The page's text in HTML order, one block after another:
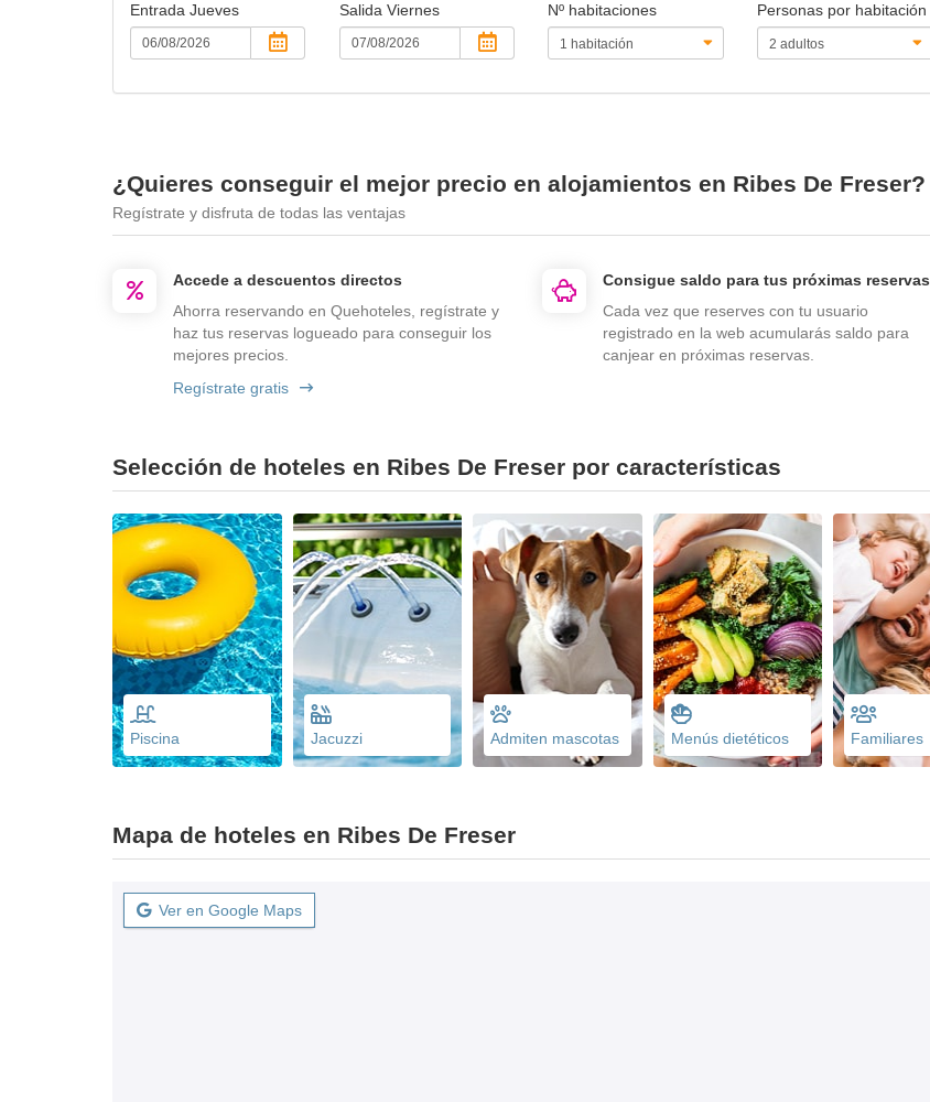
Entrada Jueves Salida Viernes Nº habitaciones
Personas por habitación
¿Quieres conseguir el mejor precio en alojamientos en Ribes De Freser?
Regístrate y disfruta de todas las ventajas
Accede a descuentos directos
Ahorra reservando en Quehoteles, regístrate y
haz tus reservas logueado para conseguir los
mejores precios.
Regístrate gratis
Consigue saldo para tus próximas reservas
Cada vez que reserves con tu usuario
registrado en la web acumularás saldo para
canjear en próximas reservas.
Selección de hoteles en Ribes De Freser por características
Piscina Jacuzzi Admiten mascotas Menús dietéticos Familiares
Mapa de hoteles en Ribes De Freser
Ver en Google Maps